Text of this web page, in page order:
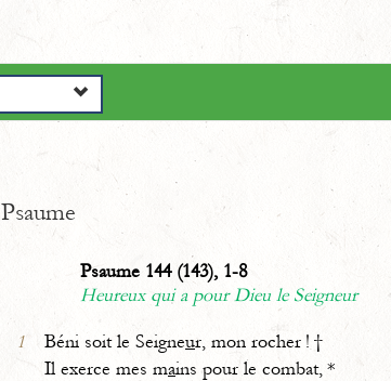
Psaume
Psaume 144 (143), 1-8
Heureux qui a pour Dieu le Seigneur
1 Béni soit le Seigneur, mon rocher ! †
Il exerce mes mains pour le combat, *